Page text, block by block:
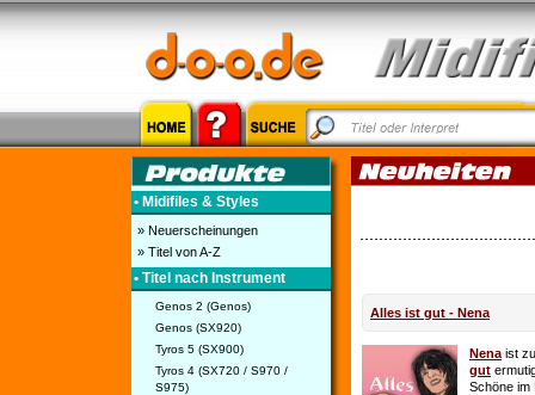
• Midifiles & Styles
» Neuerscheinungen
» Titel von A-Z
• Titel nach Instrument
Genos 2 (Genos)
Genos (SX920)
Tyros 5 (SX900)
Tyros 4 (SX720 / S970 /
S975)
Alles ist gut - Nena
Nena ist
gut
Schöne im